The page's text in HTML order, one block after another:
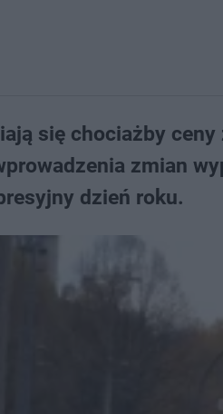
się chociażby
zmian
dzień roku.